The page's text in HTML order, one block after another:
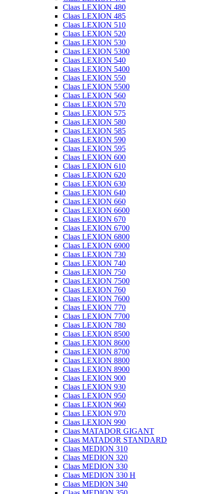
Claas LEXION 480
Claas LEXION 485
Claas LEXION 510
Claas LEXION 520
Claas LEXION 530
Claas LEXION 5300
Claas LEXION 540
Claas LEXION 5400
Claas LEXION 550
Claas LEXION 5500
Claas LEXION 560
Claas LEXION 570
Claas LEXION 575
Claas LEXION 580
Claas LEXION 585
Claas LEXION 590
Claas LEXION 595
Claas LEXION 600
Claas LEXION 610
Claas LEXION 620
Claas LEXION 630
Claas LEXION 640
Claas LEXION 660
Claas LEXION 6600
Claas LEXION 670
Claas LEXION 6700
Claas LEXION 6800
Claas LEXION 6900
Claas LEXION 730
Claas LEXION 740
Claas LEXION 750
Claas LEXION 7500
Claas LEXION 760
Claas LEXION 7600
Claas LEXION 770
Claas LEXION 7700
Claas LEXION 780
Claas LEXION 8500
Claas LEXION 8600
Claas LEXION 8700
Claas LEXION 8800
Claas LEXION 8900
Claas LEXION 900
Claas LEXION 930
Claas LEXION 950
Claas LEXION 960
Claas LEXION 970
Claas LEXION 990
Claas MATADOR GIGANT
Claas MATADOR STANDARD
Claas MEDION 310
Claas MEDION 320
Claas MEDION 330
Claas MEDION 330 H
Claas MEDION 340